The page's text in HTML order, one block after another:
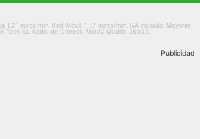
1,21 euros/min. Red Móvil. 1,57 euros/min. IVA incluido. Mayores
Tech SL Apdo. de Correos 78002 Madrid 28032.
Publicidad